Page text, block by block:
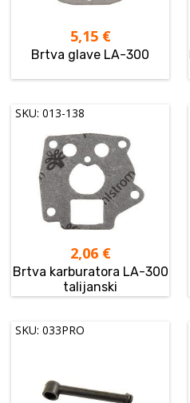
5,15 €
Brtva glave LA-300
SKU: 013-138
2,06 €
Brtva karburatora LA-300
talijanski
SKU: 033PRO